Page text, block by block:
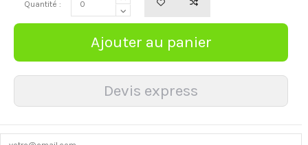
Quantité :